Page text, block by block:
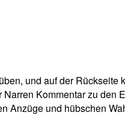
und auf der
Kommentar zu den
und hübschen